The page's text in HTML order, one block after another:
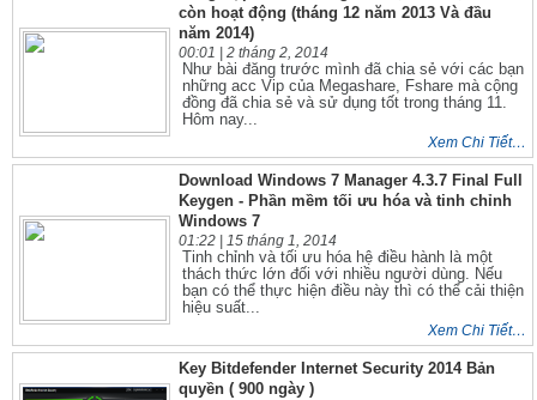
còn hoạt động (tháng 12 năm 2013 Và đầu
năm 2014)
00:01 | 2 tháng 2, 2014
Như bài đăng trước mình đã chia sẻ với các bạn
những acc Vip của Megashare, Fshare mà cộng
đồng đã chia sẻ và sử dụng tốt trong tháng 11.
Hôm nay...
Xem Chi Tiết…
Download Windows 7 Manager 4.3.7 Final Full
Keygen - Phần mềm tối ưu hóa và tinh chỉnh
Windows 7
01:22 | 15 tháng 1, 2014
Tinh chỉnh và tối ưu hóa hệ điều hành là một
thách thức lớn đối với nhiều người dùng. Nếu
bạn có thể thực hiện điều này thì có thể cải thiện
hiệu suất...
Xem Chi Tiết…
Key Bitdefender Internet Security 2014 Bản
quyền ( 900 ngày )